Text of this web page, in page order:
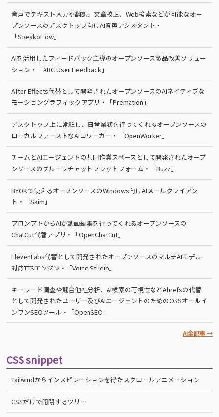
音声でテキスト入力や翻訳、文章校正、Web検索などが可能なオー
プンソースのデスクトップ向けAI音声アシスタント・
「SpeakoFlow」
AIを活用したフィードバック主導のオープンソース製品改善ソリュー
ション・「ABC User Feedback」
After Effects代替として開発されたオープンソースのAIネイティブな
モーショングラフィックアプリ・「Premation」
デスクトップ上に常駐し、日常業務を行ってくれるオープンソースの
ローカルファーストなAIコワーカー・「OpenWorker」
チームとAIエージェントの共同作業スペースとして開発されたオープ
ンソースのグループチャットプラットフォーム・「Buzz」
BYOKで使えるオープンソースのWindows向けAIメールクライアン
ト・「Skim」
プロンプトからAIが動画編集を行ってくれるオープンソースの
ChatCut代替アプリ・「OpenChatCut」
ElevenLabs代替として開発されたオープンソースのマルチAIモデル
対応TTSエンジン・「Voice Studio」
キーワード調査や競合他社分析、AI検索の可視性などAhrefsの代替
として開発されたユーザー及びAIエージェントのためのOSSオールイ
ンワンSEOツール・「OpenSEO」
AI全記事 →
CSS snippet
Tailwindからインスピレーションを得たスクロールアニメーション
CSSだけで開閉するツリー